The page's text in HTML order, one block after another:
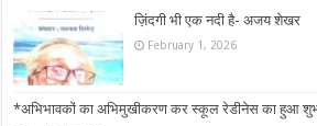
ज़िंदगी भी एक नदी है- अजय शेखर
February 1, 2026
*अभिभावकों का अभिमुखीकरण कर स्कूल रेडीनेस का हुआ